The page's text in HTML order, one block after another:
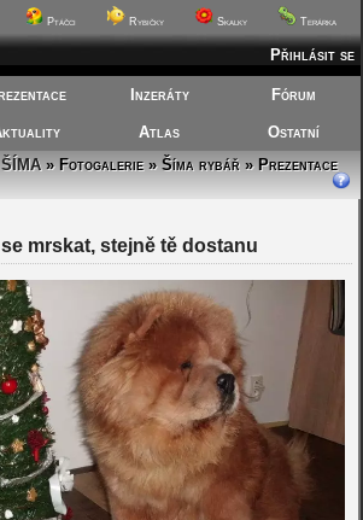
Ptáčci Rybičky Skalky Terárka
Přihlásit se
Inzeráty Fórum
Atlas
Ostatní
ŠÍMA» Fotogalerie » Šíma rybář » Prezentace
mrskat, stejně tě dostanu